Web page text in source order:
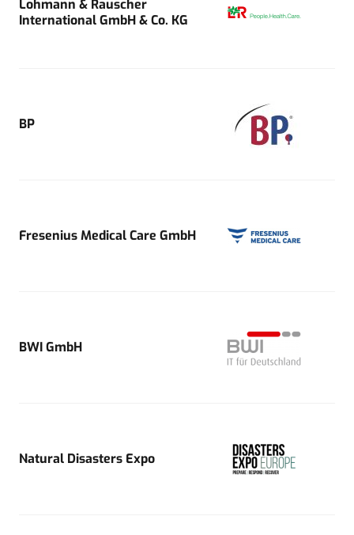
Lohmann & Rauscher
International GmbH & Co. KG
BP
Fresenius Medical Care GmbH
BWI GmbH
Natural Disasters Expo